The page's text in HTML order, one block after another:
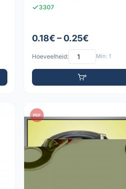
3307
0.18€ – 0.25€
Hoeveelheid: Min: 1
PDF